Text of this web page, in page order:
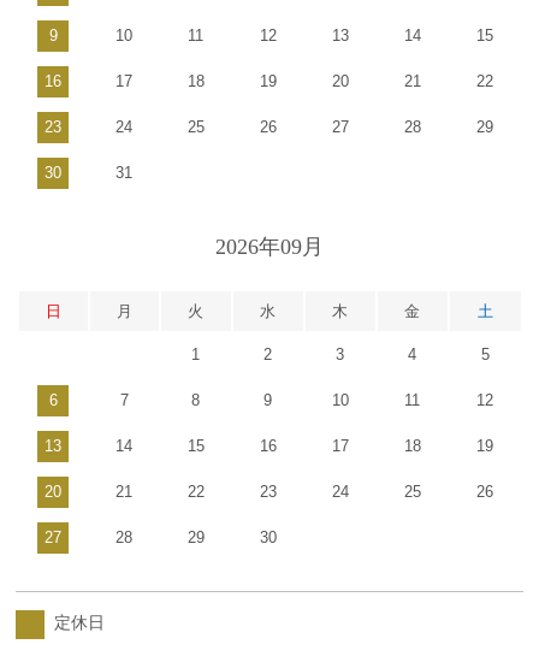
9 10 11 12 13 14 15
16 17 18 19 20 21 22
23 24 25 26 27 28 29
30 31
2026年09月
日 月 火 水 木 金 土
1 2 3 4 5
6 7 8 9 10 11 12
13 14 15 16 17 18 19
20 21 22 23 24 25 26
27 28 29 30
定休日